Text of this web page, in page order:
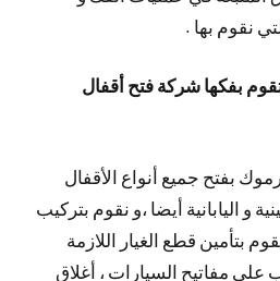
نقوم بها .
بفكها شركة فتح أقفال
بفتح جميع أنواع الأقفال
و اليابانية أيضا ،و نقوم بتركيب
بتأمين قطع الغيار اللازمة
على مفاتيح السيارات ، أغلاق